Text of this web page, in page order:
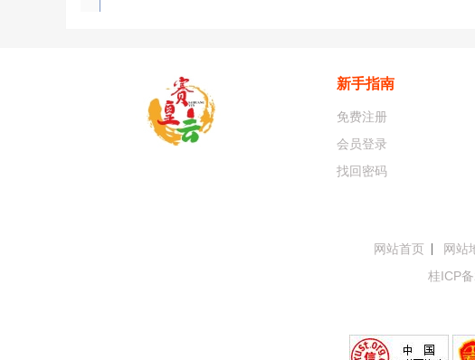
新手指南
免费注册
会员登录
找回密码
网站首页 网站
桂ICP